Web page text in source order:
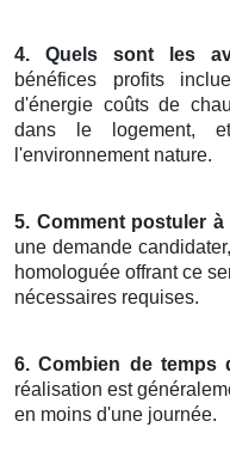
4. Quels sont les
bénéfices profits
d'énergie coûts de
dans le logement,
l'environnement nature.
5. Comment postuler
une demande
homologuée offrant ce
nécessaires requises.
6. Combien de temps
réalisation est
en moins d'une journée.